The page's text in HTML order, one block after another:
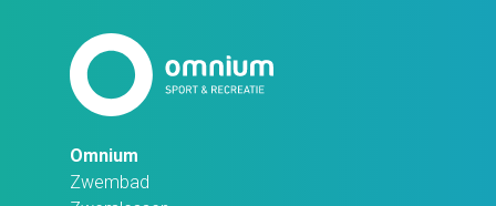
Omnium
Zwembad